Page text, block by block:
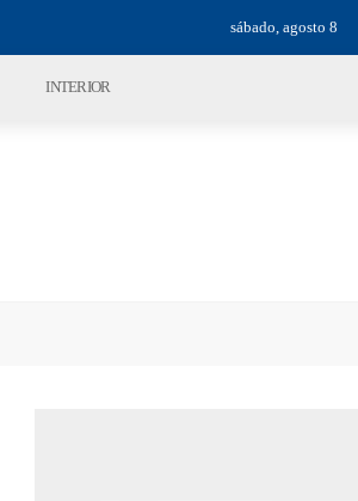
sábado, agosto 8
INTERIOR